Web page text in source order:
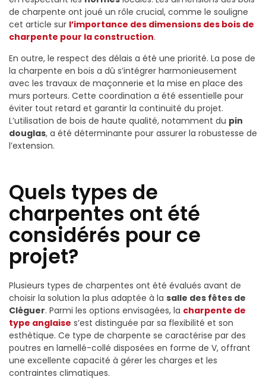
de charpente ont joué un rôle crucial, comme le souligne
cet article sur l’importance des dimensions des bois de
charpente pour la construction.
En outre, le respect des délais a été une priorité. La pose de
la charpente en bois a dû s’intégrer harmonieusement
avec les travaux de maçonnerie et la mise en place des
murs porteurs. Cette coordination a été essentielle pour
éviter tout retard et garantir la continuité du projet.
L’utilisation de bois de haute qualité, notamment du pin
douglas, a été déterminante pour assurer la robustesse de
l’extension.
Quels types de
charpentes ont été
considérés pour ce
projet?
Plusieurs types de charpentes ont été évalués avant de
choisir la solution la plus adaptée à la salle des fêtes de
Cléguer. Parmi les options envisagées, la charpente de
type anglaise s’est distinguée par sa flexibilité et son
esthétique. Ce type de charpente se caractérise par des
poutres en lamellé-collé disposées en forme de V, offrant
une excellente capacité à gérer les charges et les
contraintes climatiques.